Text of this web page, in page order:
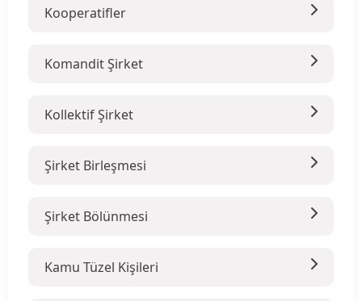
Kooperatifler
Komandit Şirket
Kollektif Şirket
Şirket Birleşmesi
Şirket Bölünmesi
Kamu Tüzel Kişileri